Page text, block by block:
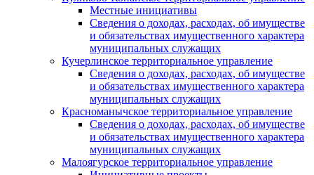
Местные инициативы
Сведения о доходах, расходах, об имуществе
и обязательствах имущественного характера
муниципальных служащих
Кучерлинское территориальное управление
Сведения о доходах, расходах, об имуществе
и обязательствах имущественного характера
муниципальных служащих
Красноманычское территориальное управление
Сведения о доходах, расходах, об имуществе
и обязательствах имущественного характера
муниципальных служащих
Малоягурское территориальное управление